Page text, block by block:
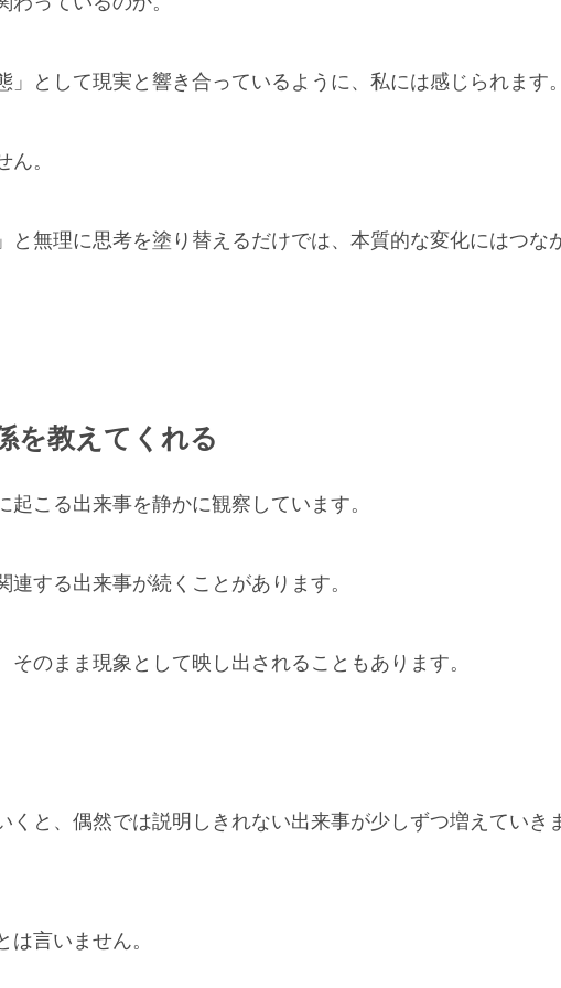
」として現実と響き合っているように、私には感じられます
。
と無理に思考を塗り替えるだけでは、本質的な変化にはつな
を教えてくれる
こる出来事を静かに観察しています。
する出来事が続くことがあります。
のまま現象として映し出されることもあります。
くと、偶然では説明しきれない出来事が少しずつ増えていき
言いません。